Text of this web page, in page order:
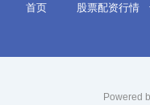
首页 股票配资行情
Powered